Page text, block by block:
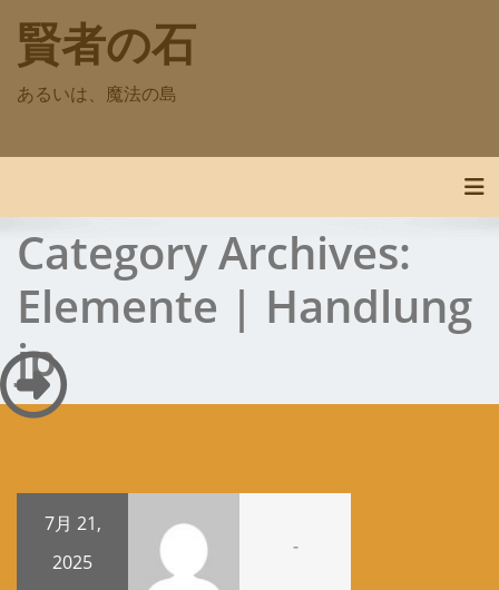
content
賢者の石
あるいは、魔法の島
Category Archives:
Elemente | Handlung
jp
7月 21,
2025
-